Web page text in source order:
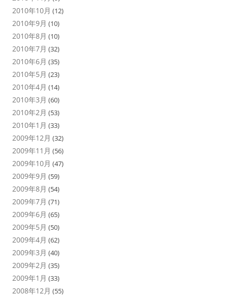
2010年10月 (12)
2010年9月 (10)
2010年8月 (10)
2010年7月 (32)
2010年6月 (35)
2010年5月 (23)
2010年4月 (14)
2010年3月 (60)
2010年2月 (53)
2010年1月 (33)
2009年12月 (32)
2009年11月 (56)
2009年10月 (47)
2009年9月 (59)
2009年8月 (54)
2009年7月 (71)
2009年6月 (65)
2009年5月 (50)
2009年4月 (62)
2009年3月 (40)
2009年2月 (35)
2009年1月 (33)
2008年12月 (55)